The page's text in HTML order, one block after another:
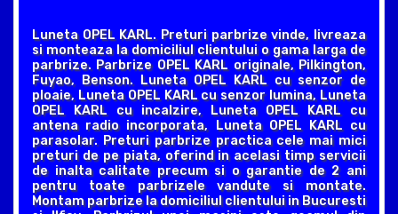
Luneta OPEL KARL. Preturi parbrize vinde, livreaza
si monteaza la domiciliul clientului o gama larga de
parbrize. Parbrize OPEL KARL originale, Pilkington,
Fuyao, Benson. Luneta OPEL KARL cu senzor de
ploaie, Luneta OPEL KARL cu senzor lumina, Luneta
OPEL KARL cu incalzire, Luneta OPEL KARL cu
antena radio incorporata, Luneta OPEL KARL cu
parasolar. Preturi parbrize practica cele mai mici
preturi de pe piata, oferind in acelasi timp servicii
de inalta calitate precum si o garantie de 2 ani
pentru toate parbrizele vandute si montate.
Montam parbrize la domiciliul clientului in Bucuresti